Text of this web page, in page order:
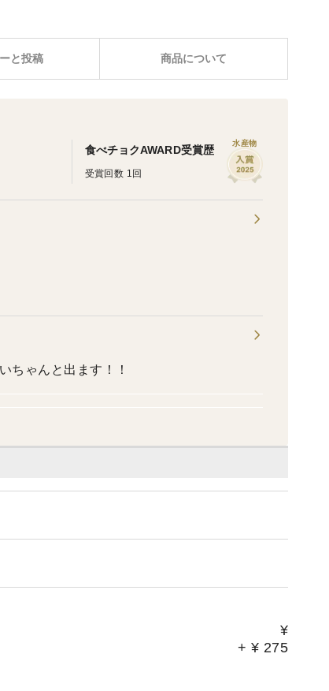
と投稿 商品について
¥
+ ¥ 275
食べチョクAWARD受賞歴
受賞回数 1回
水産物
ゃんと出ます！！